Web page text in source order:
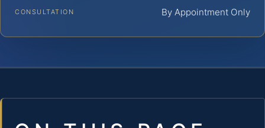
CONSULTATION By Appointment Only